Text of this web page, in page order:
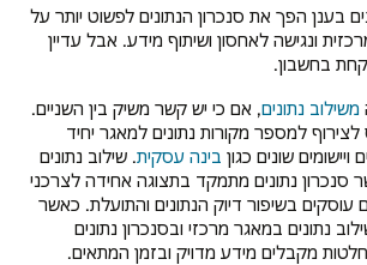
בענן הפך את סנכרון הנתונים לפשוט יותר על
ונגישה לאחסון ושיתוף מידע. אבל עדיין
בחשבון.
משילוב נתונים, אם כי יש קשר משיק בין השניים.
לצירוף למספר מקורות נתונים למאגר יחיד
שונים כגון בינה עסקית. שילוב נתונים
סנכרון נתונים מתמקד בתצוגה אחידה לצרכני
עוסקים בשיפור דיוק הנתונים והתועלת. כאשר
נתונים במאגר מרכזי ובסנכרון נתונים
מקבלים מידע מדויק ובזמן המתאים.